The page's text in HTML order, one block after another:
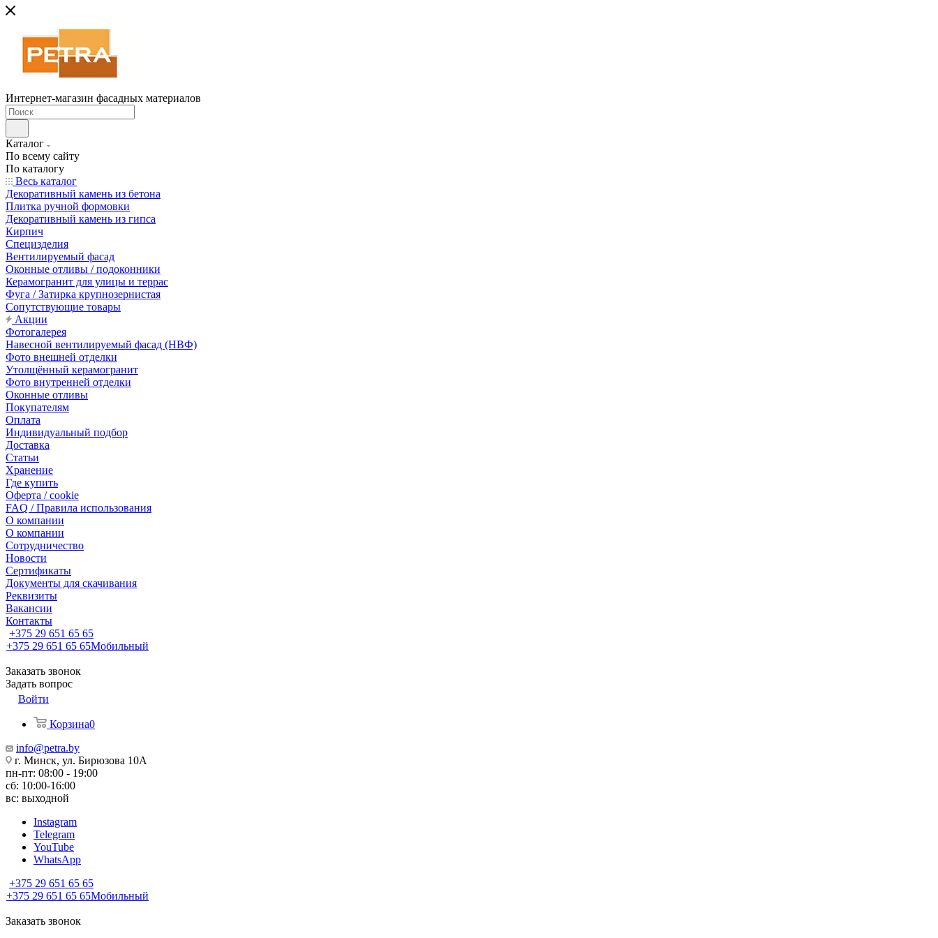
Интернет-магазин фасадных материалов
Каталог
По всему сайту
По каталогу
Весь каталог
Декоративный камень из бетона
Плитка ручной формовки
Декоративный камень из гипса
Кирпич
Специзделия
Вентилируемый фасад
Оконные отливы / подоконники
Керамогранит для улицы и террас
Фуга / Затирка крупнозернистая
Сопутствующие товары
Акции
Фотогалерея
Навесной вентилируемый фасад (НВФ)
Фото внешней отделки
Утолщённый керамогранит
Фото внутренней отделки
Оконные отливы
Покупателям
Оплата
Индивидуальный подбор
Доставка
Статьи
Хранение
Где купить
Оферта / cookie
FAQ / Правила использования
О компании
О компании
Сотрудничество
Новости
Сертификаты
Документы для скачивания
Реквизиты
Вакансии
Контакты
+375 29 651 65 65
+375 29 651 65 65Мобильный
Заказать звонок
Задать вопрос
Войти
Корзина0
info@petra.by
г. Минск, ул. Бирюзова 10А
пн-пт: 08:00 - 19:00
сб: 10:00-16:00
вс: выходной
Instagram
Telegram
YouTube
WhatsApp
+375 29 651 65 65
+375 29 651 65 65Мобильный
Заказать звонок